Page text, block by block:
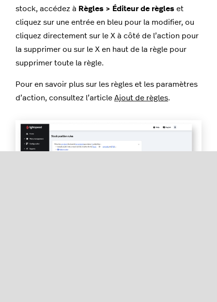
stock, accédez à Règles > Éditeur de règles et
cliquez sur une entrée en bleu pour la modifier, ou
cliquez directement sur le X à côté de l’action pour
la supprimer ou sur le X en haut de la règle pour
supprimer toute la règle.
Pour en savoir plus sur les règles et les paramètres
d’action, consultez l’article Ajout de règles.